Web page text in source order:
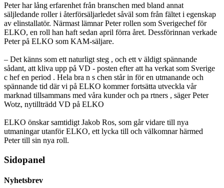
Peter har lång erfarenhet från branschen med bland annat
säljledande roller i återförsäljarledet såväl som från fältet i egenskap
av elinstallatör. Närmast lämnar Peter rollen som Sverigechef för
ELKO, en roll han haft sedan april förra året. Dessförinnan verkade
Peter på ELKO som KAM-säljare.
– Det känns som ett naturligt steg , och ett v äldigt spännande
sådant, att kliva upp på VD - posten efter att ha verkat som Sverige
c hef en period . Hela bra n s chen står in för en utmanande och
spännande tid där vi på ELKO kommer fortsätta utveckla vår
marknad tillsammans med våra kunder och pa rtners , säger Peter
Wotz, nytillträdd VD på ELKO
ELKO önskar samtidigt Jakob Ros, som går vidare till nya
utmaningar utanför ELKO, ett lycka till och välkomnar härmed
Peter till sin nya roll.
Sidopanel
Nyhetsbrev